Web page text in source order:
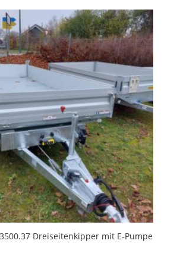
Dreiseitenkipper mit E-Pumpe